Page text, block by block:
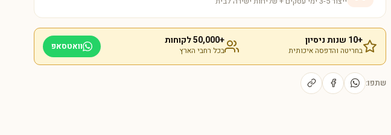
+10 שנות ניסיון
בחריטה והדפסה איכותית
+50,000 לקוחות
בכל רחבי הארץ וואטסאפ
שתפו: